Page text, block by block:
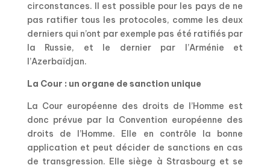
circonstances. Il est possible pour les pays de ne
pas ratifier tous les protocoles, comme les deux
derniers qui n’ont par exemple pas été ratifiés par
la Russie, et le dernier par l’Arménie et
l’Azerbaïdjan.
La Cour : un organe de sanction unique
La Cour européenne des droits de l’Homme est
donc prévue par la Convention européenne des
droits de l’Homme. Elle en contrôle la bonne
application et peut décider de sanctions en cas
de transgression. Elle siège à Strasbourg et se